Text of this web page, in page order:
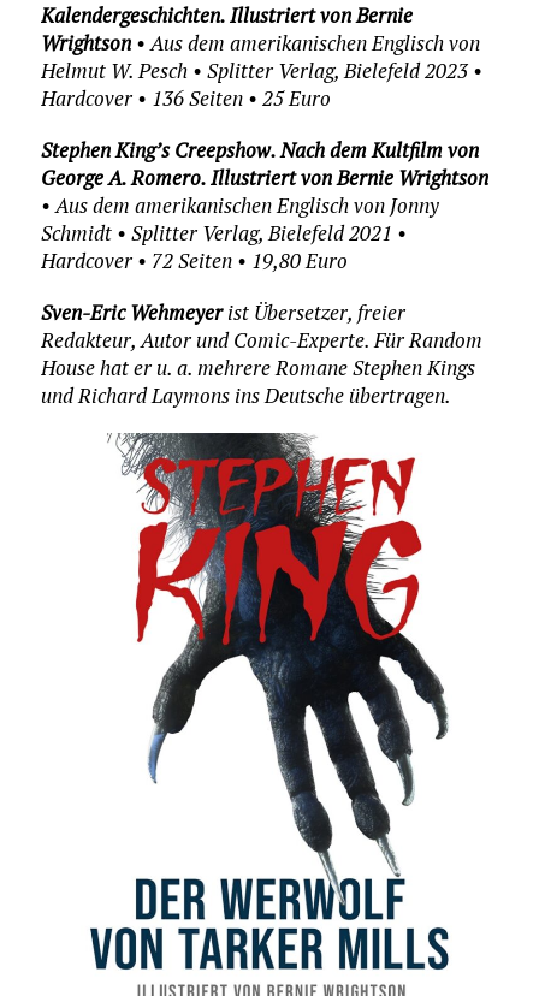
Kalendergeschichten. Illustriert von Bernie
Wrightson• Aus dem amerikanischen Englisch von
Helmut W. Pesch • Splitter Verlag, Bielefeld 2023 •
Hardcover • 136 Seiten • 25 Euro
Stephen King’s Creepshow. Nach dem Kultfilm von
George A. Romero. Illustriert von Bernie Wrightson
• Aus dem amerikanischen Englisch von Jonny
Schmidt • Splitter Verlag, Bielefeld 2021 •
Hardcover • 72 Seiten • 19,80 Euro
Sven-Eric Wehmeyerist Übersetzer, freier
Redakteur, Autor und Comic-Experte. Für Random
House hat er u. a. mehrere Romane Stephen Kings
und Richard Laymons ins Deutsche übertragen.